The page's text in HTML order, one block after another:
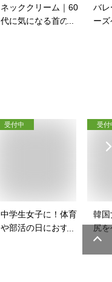
ネッククリーム｜60
代に気になる首のシ
バレ
ー
受付中
中学生女子に！体育
や部活の日におすす
受付
韓国
尻を
パッ
は？